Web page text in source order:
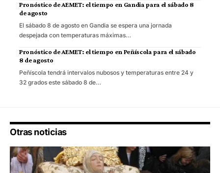
Pronóstico de AEMET: el tiempo en Gandia para el sábado 8
de agosto
El sábado 8 de agosto en Gandia se espera una jornada
despejada con temperaturas máximas…
Pronóstico de AEMET: el tiempo en Peñíscola para el sábado
8 de agosto
Peñíscola tendrá intervalos nubosos y temperaturas entre 24 y
32 grados este sábado 8 de…
Otras noticias